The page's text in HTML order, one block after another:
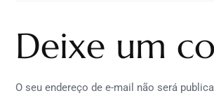
Deixe um
O seu endereço de e-mail não será